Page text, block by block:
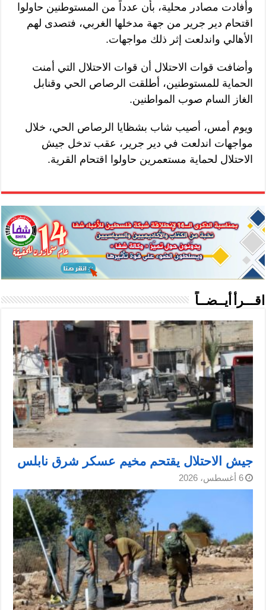
وأفادت مصادر محلية، بأن عدداً من المستوطنين حاولوا
اقتحام دير جرير من جهة مدخلها الغربي، فتصدى لهم
الأهالي واندلعت إثر ذلك مواجهات.
وأضافت قوات الاحتلال أن قوات الاحتلال التي أمنت
الحماية للمستوطنين، أطلقت الرصاص الحي وقنابل
الغاز السام صوب المواطنين.
ويوم أمس، أصيب شاب بشظايا الرصاص الحي، خلال
مواجهات اندلعت في دير جرير، عقب تدخل جيش
الاحتلال لحماية مستعمرين حاولوا اقتحام القرية.
اقـــرأ أيــضــاً
جيش الاحتلال يقتحم مخيم عسكر شرق نابلس
6 أغسطس، 2026